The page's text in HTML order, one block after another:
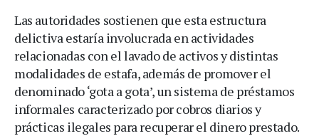
Las autoridades sostienen que esta estructura
delictiva estaría involucrada en actividades
relacionadas con el lavado de activos y distintas
modalidades de estafa, además de promover el
denominado ‘gota a gota’, un sistema de préstamos
informales caracterizado por cobros diarios y
prácticas ilegales para recuperar el dinero prestado.